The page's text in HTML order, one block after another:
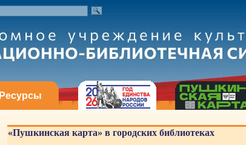
Ресурсы
«Пушкинская карта» в городских библиотеках